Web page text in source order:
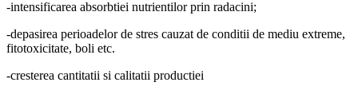
-intensificarea absorbtiei nutrientilor prin radacini;
-depasirea perioadelor de stres cauzat de conditii de mediu extreme,
fitotoxicitate, boli etc.
-cresterea cantitatii si calitatii productiei